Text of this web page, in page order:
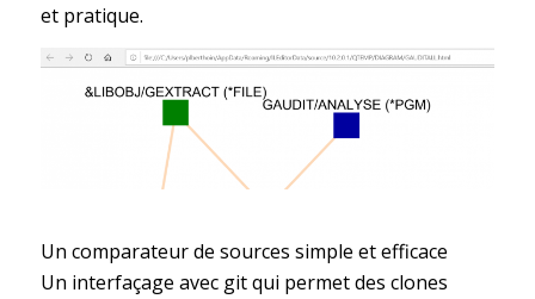
et pratique.
Un comparateur de sources simple et efficace
Un interfaçage avec git qui permet des clones